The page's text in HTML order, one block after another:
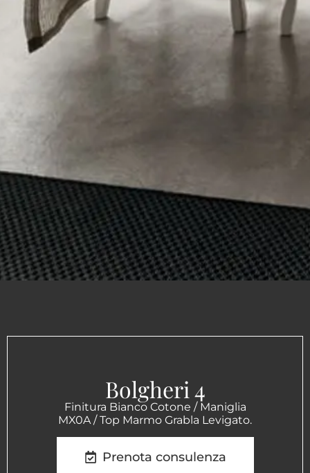
Bolgheri 4
Finitura Bianco Cotone / Maniglia
MX0A / Top Marmo Grabla Levigato.
Prenota consulenza